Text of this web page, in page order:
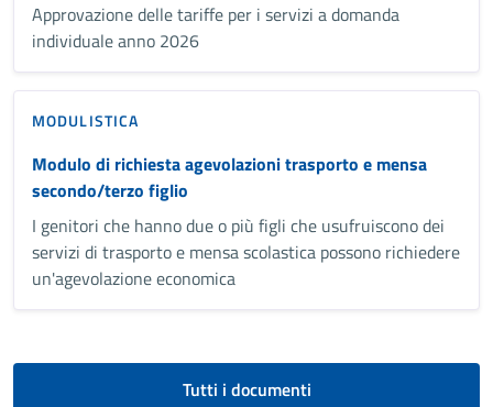
Approvazione delle tariffe per i servizi a domanda
individuale anno 2026
MODULISTICA
Modulo di richiesta agevolazioni trasporto e mensa
secondo/terzo figlio
I genitori che hanno due o più figli che usufruiscono dei
servizi di trasporto e mensa scolastica possono richiedere
un'agevolazione economica
Tutti i documenti